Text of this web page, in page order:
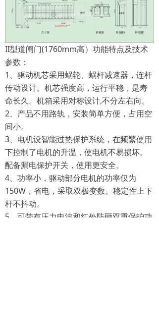
II型道闸门(1760mm高）功能特点及技术
参数：
1、驱动机芯采用蜗轮、蜗杆减速器，连杆
传动设计。机芯强度高，运行平稳，是寿
命长久。机箱采用对称设计,不分左右向。
2、产品不用路轨，安装简单方便，占用空
间小。
3、电机设智能过热保护系统，在频繁使用
下控制了电机的升温，使电机不易损坏。
配备漏电保护开关，使用更安全。
4、功率小，驱动部分电机的功率仅为
150W，省电，采取双极变数。稳定性上下
杆不抖动。
5、可带有压力电波和红外防砸双重保护功